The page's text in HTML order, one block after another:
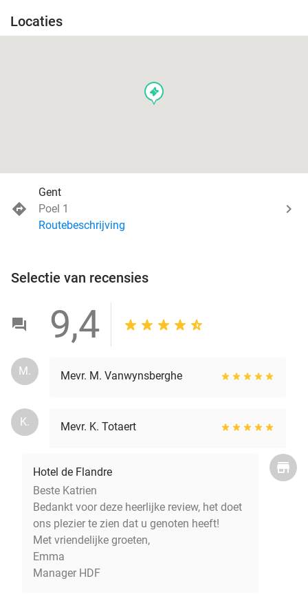
Locaties
events
Gent
Poel 1
Routebeschrijving
Selectie van recensies
9,4
M. Mevr. M. Vanwynsberghe
K. Mevr. K. Totaert
Hotel de Flandre
Beste Katrien
Bedankt voor deze heerlijke review, het doet
ons plezier te zien dat u genoten heeft!
Met vriendelijke groeten,
Emma
Manager HDF